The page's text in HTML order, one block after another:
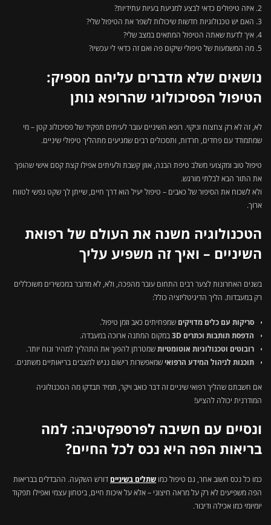
איזה טיפולים כדאי לבצע למניעת בעיות עתידיות?
האם יש טכנולוגיות חדשות שיכולות לשפר את הטיפול שלי?
איך לדעת שאתה הטיפול המתאים במצב שלי?
מה המשמעות של טיפולי שיקום פה ואם זה כדאי לי עכשיו?
נושאים שלא מדברים עליהם מספיק:
הטיפול הפסיכולוגי שהרופא נותן
לא, זה לא רק צחצוח וניקוי. רופא השיניים עובר לעיתים תפקיד של פסיכולוג קטן – מי
שמתמודד עם פחדים, חרדות, ותסכולים רבים שמגיעים מתהליך טיפולי שיניים.
טיפול טוב ומקצועי משלב טיפת הבנה, אוזן קשבת ולעיתים אפילו קצת קסם אישי שהופך
את התור הבא לבלתי מורגש.
ולא לשכוח את הסיפור של כאבים – טיפול יעיל הוא דרך חיים, שייתן לך שקט נפשי לטווח
ארוך.
הטכנולוגיה משנה את העולם של רפואת
השיניים – ואיך זה משפיע עליך
בשנים האחרונות לצער רבים התחום עובר מהפכה, ולא, לא מדובר במכשירים משוכללים
רק במעבדות. הליך הדיגיטליזציה כולל:
סריקות עם כלים מדויקים שמפחיתים כאב וזמן טיפול.
הדפסת תותבות וכתרים 3D
במקום המתנה ארוכה במעבדה.
רובוטים וטכנולוגיות אוטומטיותשמטרתן להפוך את התהליך למהיר ונוח יותר.
תוכנות לניהול המידע הרפואישמאפשרות רישום נגיש למצבים בריאותיים משתנים.
אם חשבתם שהליך רפואי שיניים זה דבר כואב ויקר, תמיד תבדקו מה הטכנולוגיה
המודרנית יכולה להציע!
ונסיים עם חשיבה לפרספקטיבה: למה
בריאות הפה היא נכס לכל החיים?
כמו כל נכס חשוב אחר, גם טיפול כמו שתלים בשיניים דורש השקעה. ההבדלים בבריאות
הפה משפיעים לא רק על מראה חיצוני – אלא על איכות חיים, ביטחון עצמי ואפילו תפקוד
יומיומי כמו אכילה ודיבור.